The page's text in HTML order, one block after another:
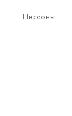
Персоны